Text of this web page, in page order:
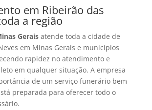
em Ribeirão das
a região
Geraisatende toda a cidade de
em Minas Gerais e municípios
rapidez no atendimento e
em qualquer situação. A empresa
de um serviço funerário bem
preparada para oferecer todo o